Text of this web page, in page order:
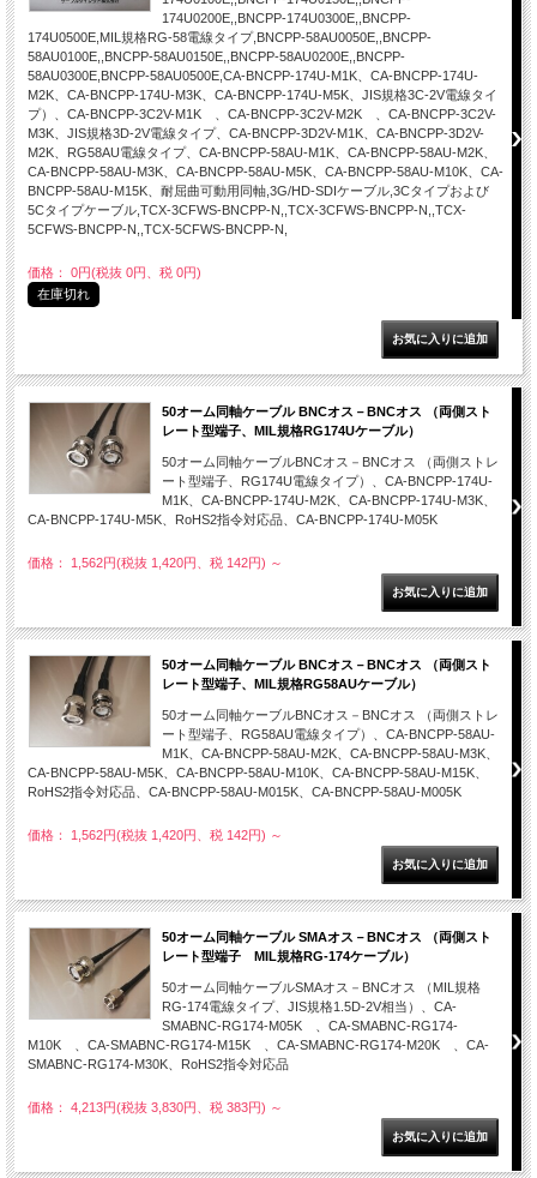
174U0200E,,BNCPP-174U0300E,,BNCPP-
174U0500E,MIL規格RG-58電線タイプ,BNCPP-58AU0050E,,BNCPP-
58AU0100E,,BNCPP-58AU0150E,,BNCPP-58AU0200E,,BNCPP-
58AU0300E,BNCPP-58AU0500E,CA-BNCPP-174U-M1K、CA-BNCPP-174U-
M2K、CA-BNCPP-174U-M3K、CA-BNCPP-174U-M5K、JIS規格3C-2V電線タイ
プ）、CA-BNCPP-3C2V-M1K 、CA-BNCPP-3C2V-M2K 、CA-BNCPP-3C2V-
M3K、JIS規格3D-2V電線タイプ、CA-BNCPP-3D2V-M1K、CA-BNCPP-3D2V-
M2K、RG58AU電線タイプ、CA-BNCPP-58AU-M1K、CA-BNCPP-58AU-M2K、
CA-BNCPP-58AU-M3K、CA-BNCPP-58AU-M5K、CA-BNCPP-58AU-M10K、CA-
BNCPP-58AU-M15K、耐屈曲可動用同軸,3G/HD-SDIケーブル,3Cタイプおよび
5Cタイプケーブル,TCX-3CFWS-BNCPP-N,,TCX-3CFWS-BNCPP-N,,TCX-
5CFWS-BNCPP-N,,TCX-5CFWS-BNCPP-N,
価格： 0円(税抜 0円、税 0円)
在庫切れ
50オーム同軸ケーブル BNCオス－BNCオス （両側スト
レート型端子、MIL規格RG174Uケーブル）
50オーム同軸ケーブルBNCオス－BNCオス （両側ストレ
ート型端子、RG174U電線タイプ）、CA-BNCPP-174U-
M1K、CA-BNCPP-174U-M2K、CA-BNCPP-174U-M3K、
CA-BNCPP-174U-M5K、RoHS2指令対応品、CA-BNCPP-174U-M05K
価格： 1,562円(税抜 1,420円、税 142円) ～
50オーム同軸ケーブル BNCオス－BNCオス （両側スト
レート型端子、MIL規格RG58AUケーブル）
50オーム同軸ケーブルBNCオス－BNCオス （両側ストレ
ート型端子、RG58AU電線タイプ）、CA-BNCPP-58AU-
M1K、CA-BNCPP-58AU-M2K、CA-BNCPP-58AU-M3K、
CA-BNCPP-58AU-M5K、CA-BNCPP-58AU-M10K、CA-BNCPP-58AU-M15K、
RoHS2指令対応品、CA-BNCPP-58AU-M015K、CA-BNCPP-58AU-M005K
価格： 1,562円(税抜 1,420円、税 142円) ～
50オーム同軸ケーブル SMAオス－BNCオス （両側スト
レート型端子 MIL規格RG-174ケーブル）
50オーム同軸ケーブルSMAオス－BNCオス （MIL規格
RG-174電線タイプ、JIS規格1.5D-2V相当）、CA-
SMABNC-RG174-M05K 、CA-SMABNC-RG174-
M10K 、CA-SMABNC-RG174-M15K 、CA-SMABNC-RG174-M20K 、CA-
SMABNC-RG174-M30K、RoHS2指令対応品
価格： 4,213円(税抜 3,830円、税 383円) ～